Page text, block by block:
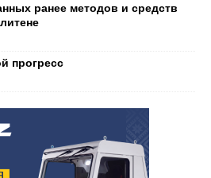
ранее методов и средств
прогресс